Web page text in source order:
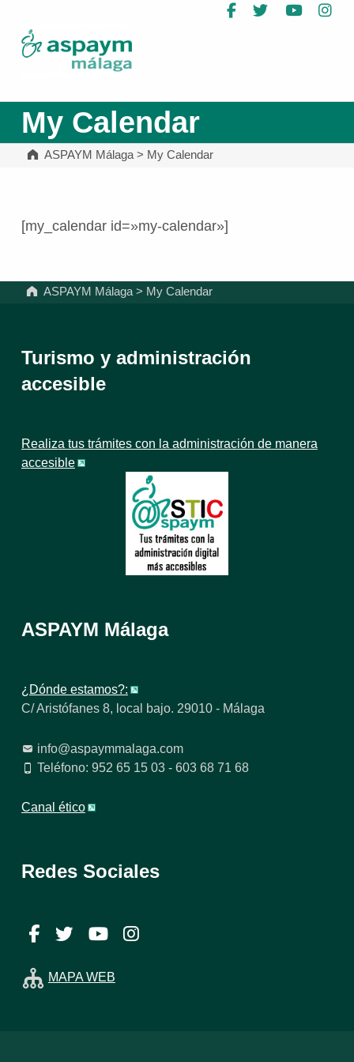
Facebook
Twitter
My Calendar
ASPAYM Málaga> My Calendar
[my_calendar id=»my-calendar»]
ASPAYM Málaga > My Calendar
Turismo y administración
accesible
Realiza tus trámites con la administración de manera
accesible
ASPAYM Málaga
¿Dónde estamos?:
C/ Aristófanes 8, local bajo. 29010 - Málaga
info@aspaymmalaga.com
Teléfono: 952 65 15 03 - 603 68 71 68
Canal ético
Redes Sociales
Facebook
TwitterYouTube
MAPA WEB